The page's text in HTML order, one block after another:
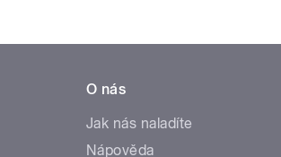
O nás
Jak nás naladíte
Nápověda